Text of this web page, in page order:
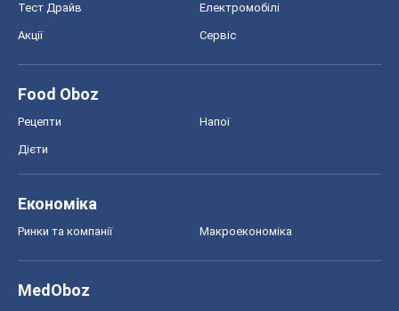
Тест Драйв Електромобілі
Акції Сервіс
Food Oboz
Рецепти Напої
Дієти
Економіка
Ринки та компанії Макроекономіка
MedOboz